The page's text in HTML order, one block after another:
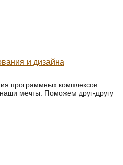
и дизайна
программных комплексов
мечты. Поможем друг-другу